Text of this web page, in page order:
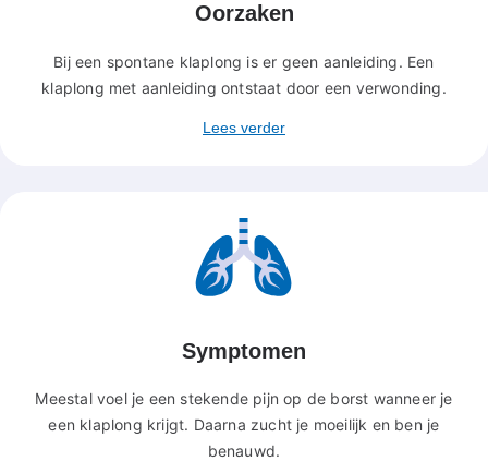
Oorzaken
Bij een spontane klaplong is er geen aanleiding. Een
klaplong met aanleiding ontstaat door een verwonding.
Lees verder
Symptomen
Meestal voel je een stekende pijn op de borst wanneer je
een klaplong krijgt. Daarna zucht je moeilijk en ben je
benauwd.